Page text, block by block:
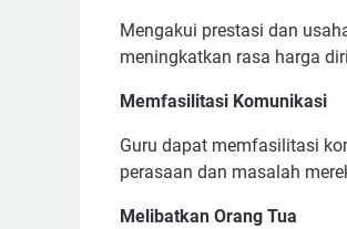
Mengakui prestasi dan
meningkatkan rasa harga
Memfasilitasi Komunikasi
Guru dapat memfasilitasi
perasaan dan masalah
Melibatkan Orang Tua